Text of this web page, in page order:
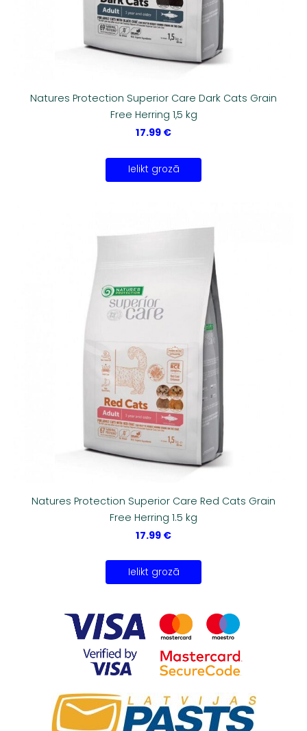
Natures Protection Superior Care Dark Cats Grain
Free Herring 1,5 kg
17.99 €
Ielikt grozā
Natures Protection Superior Care Red Cats Grain
Free Herring 1.5 kg
17.99 €
Ielikt grozā